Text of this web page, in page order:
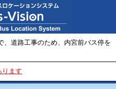
、道路工事のため、内宮前バス停を
ります